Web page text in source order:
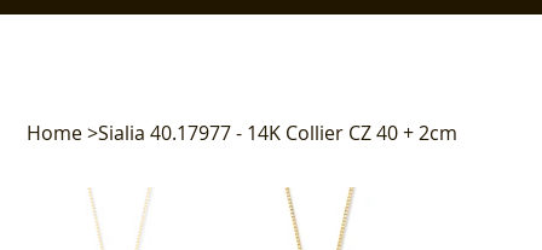
Home>Sialia 40.17977 - 14K Collier CZ 40 + 2cm